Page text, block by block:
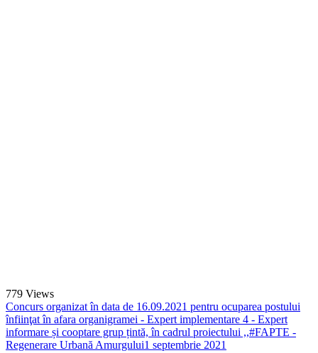
779 Views
Concurs organizat în data de 16.09.2021 pentru ocuparea postului
înfiinţat în afara organigramei - Expert implementare 4 - Expert
informare și cooptare grup țintă, în cadrul proiectului ,,#FAPTE -
Regenerare Urbană Amurgului1 septembrie 2021